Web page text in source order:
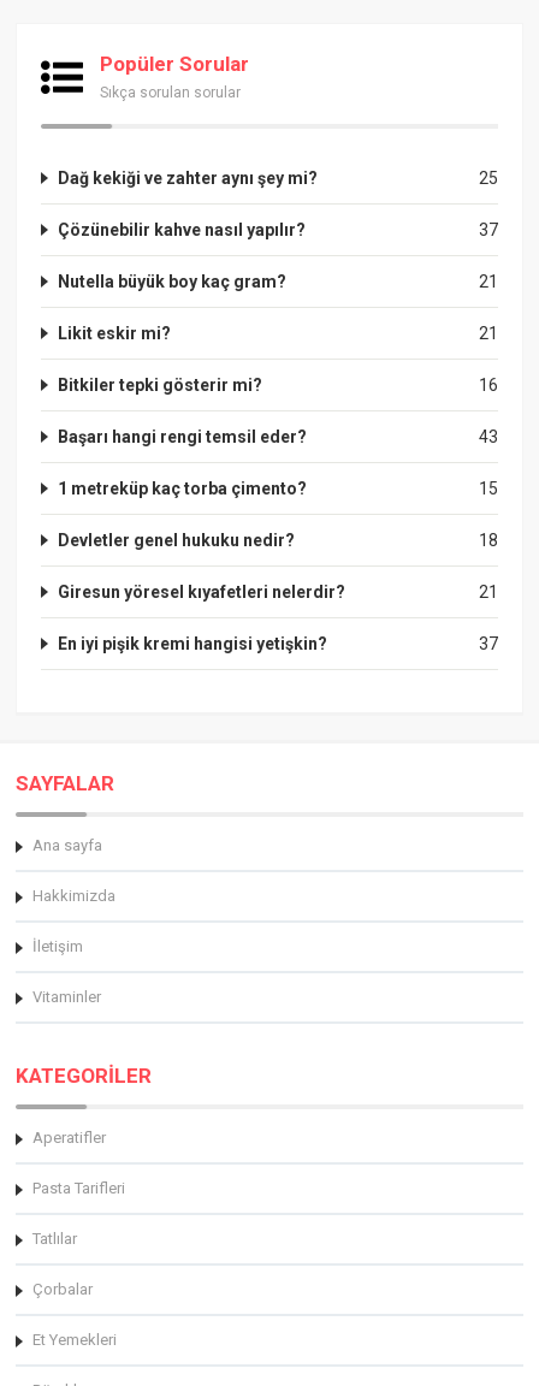
Popüler Sorular
Sıkça sorulan sorular
25
Dağ kekiği ve zahter aynı şey mi?
37
Çözünebilir kahve nasıl yapılır?
21
Nutella büyük boy kaç gram?
21
Likit eskir mi?
16
Bitkiler tepki gösterir mi?
43
Başarı hangi rengi temsil eder?
15
1 metreküp kaç torba çimento?
18
Devletler genel hukuku nedir?
21
Giresun yöresel kıyafetleri nelerdir?
37
En iyi pişik kremi hangisi yetişkin?
SAYFALAR
Ana sayfa
Hakkimizda
İletişim
Vitaminler
KATEGORİLER
Aperatifler
Pasta Tarifleri
Tatlılar
Çorbalar
Et Yemekleri